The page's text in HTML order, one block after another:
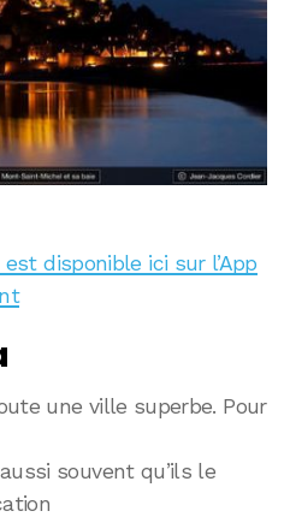
disponible ici sur l’App
une ville superbe. Pour
souvent qu’ils le